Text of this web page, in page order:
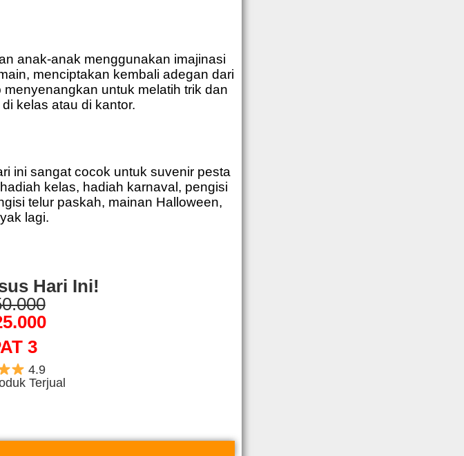
anak-anak menggunakan imajinasi
menciptakan kembali adegan dari
untuk melatih trik dan
kelas atau di kantor.
ini sangat cocok untuk suvenir pesta
kelas, hadiah karnaval, pengisi
telur paskah, mainan Halloween,
lagi.
Hari Ini!
3
4.9
Terjual